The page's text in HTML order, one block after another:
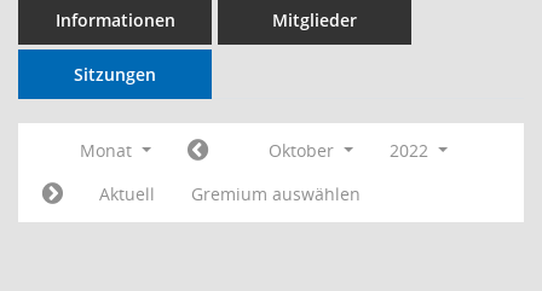
Informationen Mitglieder
Sitzungen
Monat Oktober
2022
Aktuell
Gremium auswählen